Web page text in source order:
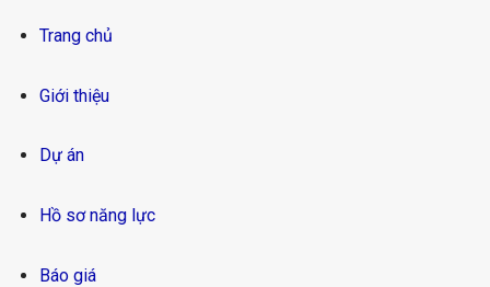
Trang chủ
Giới thiệu
Dự án
Hồ sơ năng lực
Báo giá